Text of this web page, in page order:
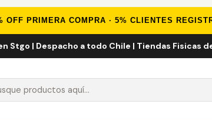
OFF PRIMERA COMPRA · 5% CLIENTES
Stgo | Despacho a todo Chile | Tiendas Fisicas
Life Pod
Banana Frost